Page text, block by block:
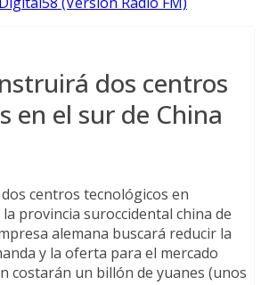
dos centros
en el sur de China
centros tecnológicos en
provincia suroccidental china de
alemana buscará reducir la
y la oferta para el mercado
costarán un billón de yuanes (unos